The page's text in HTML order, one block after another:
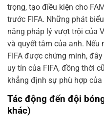
trọng, tạo điều kiện cho
trước FIFA. Những phát
năng pháp lý vượt trội của
và quyết tâm của anh. Nếu
FIFA được chứng minh,
uy tín của FIFA, đồng thời
khẳng định sự phù hợp
Tác động đến đội
khác)